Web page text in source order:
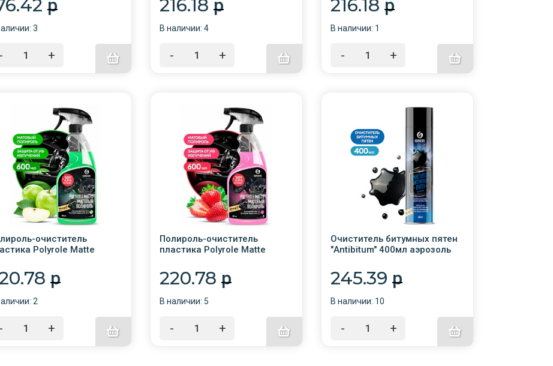
p
3
- +
216.18 p
В наличии: 4
- +
216.18 p
В наличии: 1
- +
очиститель
Polyrole Matte
/6/GRASS/110426
p
2
- +
Полироль-очиститель
пластика Polyrole Matte
с триг. /6/GRASS/110427
220.78 p
В наличии: 5
- +
Очиститель битумных пятен
"Antibitum" 400мл аэрозоль
245.39 p
В наличии: 10
- +